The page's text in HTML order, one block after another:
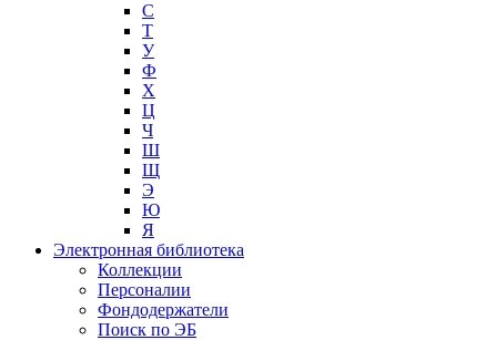
С
Т
У
Ф
Х
Ц
Ч
Ш
Щ
Э
Ю
Я
Электронная библиотека
Коллекции
Персоналии
Фондодержатели
Поиск по ЭБ